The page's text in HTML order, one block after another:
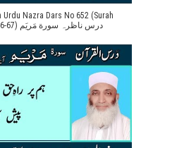
Urdu Nazra Dars No 652 (Surah
Maryam Ayat 66-67) درس ناظرہ سورة مَریَم